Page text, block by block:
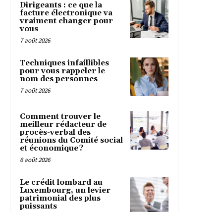
Dirigeants : ce que la
facture électronique va
vraiment changer pour
vous
7 août 2026
Techniques infaillibles
pour vous rappeler le
nom des personnes
7 août 2026
Comment trouver le
meilleur rédacteur de
procès-verbal des
réunions du Comité social
et économique ?
6 août 2026
Le crédit lombard au
Luxembourg, un levier
patrimonial des plus
puissants